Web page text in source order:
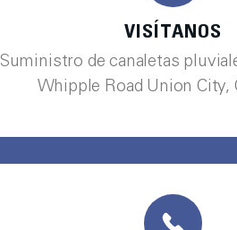
VISÍTANOS
Suministro de canaletas
Whipple Road Union City,